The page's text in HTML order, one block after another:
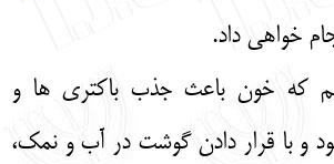
خواهی داد.
که خون باعث جذب باکتری‌ ها و
و با قرار دادن گوشت در آب و نمک،